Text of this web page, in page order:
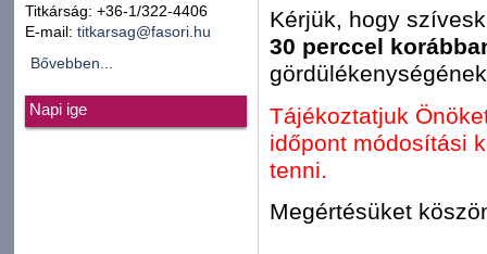
Titkárság: +36-1/322-4406
E-mail: titkarsag@fasori.hu
Bővebben...
Napi ige
Kérjük, hogy
30 perccel
Tájékoztatjuk
időpont módosítási
tenni.
Megértésüket